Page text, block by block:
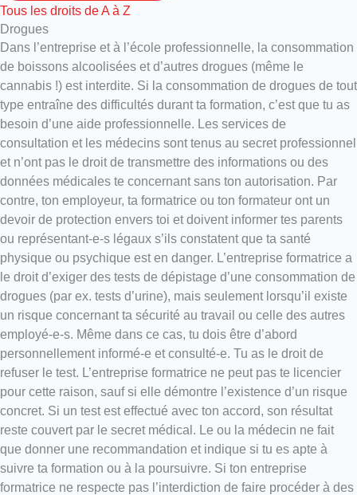
Tous les droits de A à Z
Drogues
Dans l’entreprise et à l’école professionnelle, la consommation
de boissons alcoolisées et d’autres drogues (même le
cannabis !) est interdite. Si la consommation de drogues de tout
type entraîne des difficultés durant ta formation, c’est que tu as
besoin d’une aide professionnelle. Les services de
consultation et les médecins sont tenus au secret professionnel
et n’ont pas le droit de transmettre des informations ou des
données médicales te concernant sans ton autorisation. Par
contre, ton employeur, ta formatrice ou ton formateur ont un
devoir de protection envers toi et doivent informer tes parents
ou représentant-e-s légaux s’ils constatent que ta santé
physique ou psychique est en danger. L’entreprise formatrice a
le droit d’exiger des tests de dépistage d’une consommation de
drogues (par ex. tests d’urine), mais seulement lorsqu’il existe
un risque concernant ta sécurité au travail ou celle des autres
employé-e-s. Même dans ce cas, tu dois être d’abord
personnellement informé-e et consulté-e. Tu as le droit de
refuser le test. L’entreprise formatrice ne peut pas te licencier
pour cette raison, sauf si elle démontre l’existence d’un risque
concret. Si un test est effectué avec ton accord, son résultat
reste couvert par le secret médical. Le ou la médecin ne fait
que donner une recommandation et indique si tu es apte à
suivre ta formation ou à la poursuivre. Si ton entreprise
formatrice ne respecte pas l’interdiction de faire procéder à des